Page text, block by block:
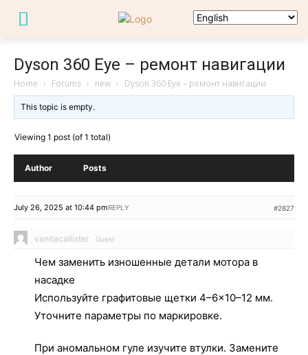
Dyson 360 Eye – ремонт навигации
Home › Forums › new › Dyson 360 Eye – ремонт навигации
This topic is empty.
Viewing 1 post (of 1 total)
Author Posts
July 26, 2025 at 10:44 pm #2827
REPLY
vanitacallister Guest
Чем заменить изношенные детали мотора в
насадке
Используйте графитовые щетки 4–6×10–12 мм.
Уточните параметры по маркировке.
При аномальном гуле изучите втулки. Замените